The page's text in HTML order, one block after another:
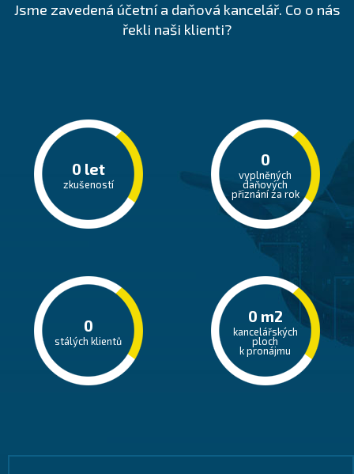
Jsme zavedená účetní a daňová kancelář. Co o nás
řekli naši klienti?
0 let
zkušeností
0
vyplněných
daňových
přiznání za rok
0
stálých klientů
0 m2
kancelářských
ploch
k pronájmu